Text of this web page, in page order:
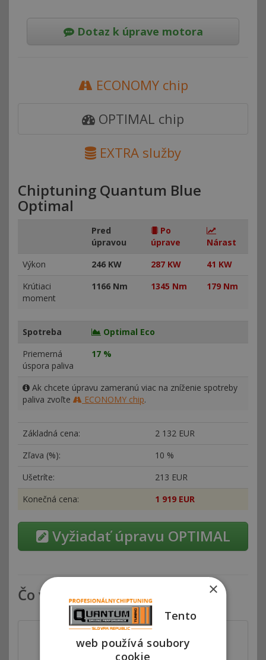
Dotaz k úprave motora
ECONOMY chip
OPTIMAL chip
EXTRA služby
Chiptuning Quantum Blue
Optimal
Pred
úpravou
Po
úprave
Nárast
Výkon
246 KW 287 KW
41 KW
Krútiaci
moment
1166 Nm 1345 Nm 179 Nm
Spotreba
Optimal Eco
Priemerná
úspora paliva
17 %
Ak chcete úpravu zameranú viac na zníženie spotreby
paliva zvoľte
ECONOMY chip.
Základná cena: 2 132 EUR
Zľava (%):
10 %
Ušetríte:
213 EUR
Konečná cena:
1 919 EUR
Vyžiadať úpravu OPTIMAL
Čo všetko zahŕňa chiptuning
×
Tento
web používá soubory
cookie